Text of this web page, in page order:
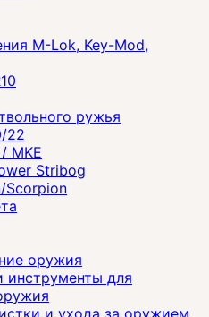
M-Lok, Key-Mod,
ружья
22
MKE
Stribog
Scorpion
оружия
инструменты для
и ухода за оружием